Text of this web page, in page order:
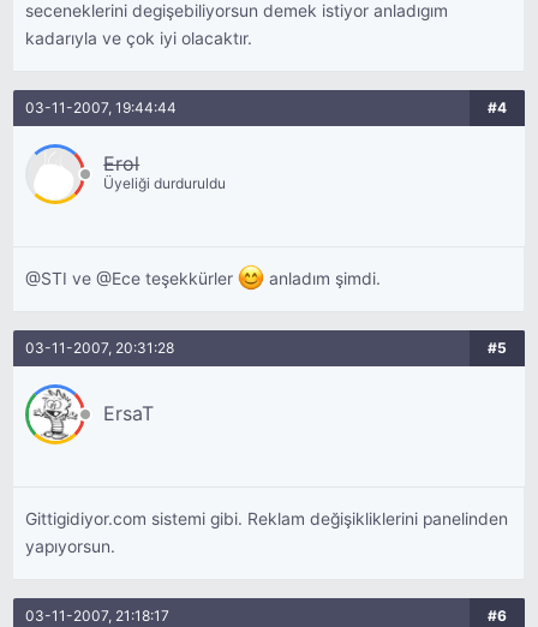
seceneklerini degişebiliyorsun demek istiyor anladıgım
kadarıyla ve çok iyi olacaktır.
03-11-2007, 19:44:44 #4
Erol
Üyeliği durduruldu
@STI ve @Ece teşekkürler anladım şimdi.
03-11-2007, 20:31:28 #5
ErsaT
Gittigidiyor.com sistemi gibi. Reklam değişikliklerini panelinden
yapıyorsun.
03-11-2007, 21:18:17 #6